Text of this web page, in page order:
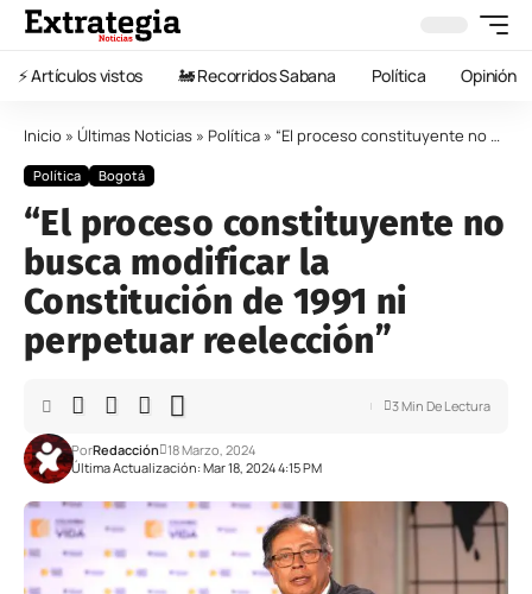
⚡️ Artículos vistos 🚂 Recorridos Sabana Política Opinión
Inicio » Últimas Noticias » Política » “El proceso constituyente no busca modificar la Constitución de 1991 ni perpetuar reelección”
Política Bogotá
“El proceso constituyente no
busca modificar la
Constitución de 1991 ni
perpetuar reelección”
Última Actualización: Mar 18, 2024 4:15 PM
PorRedacción 18 Marzo, 2024
3 Min De Lectura